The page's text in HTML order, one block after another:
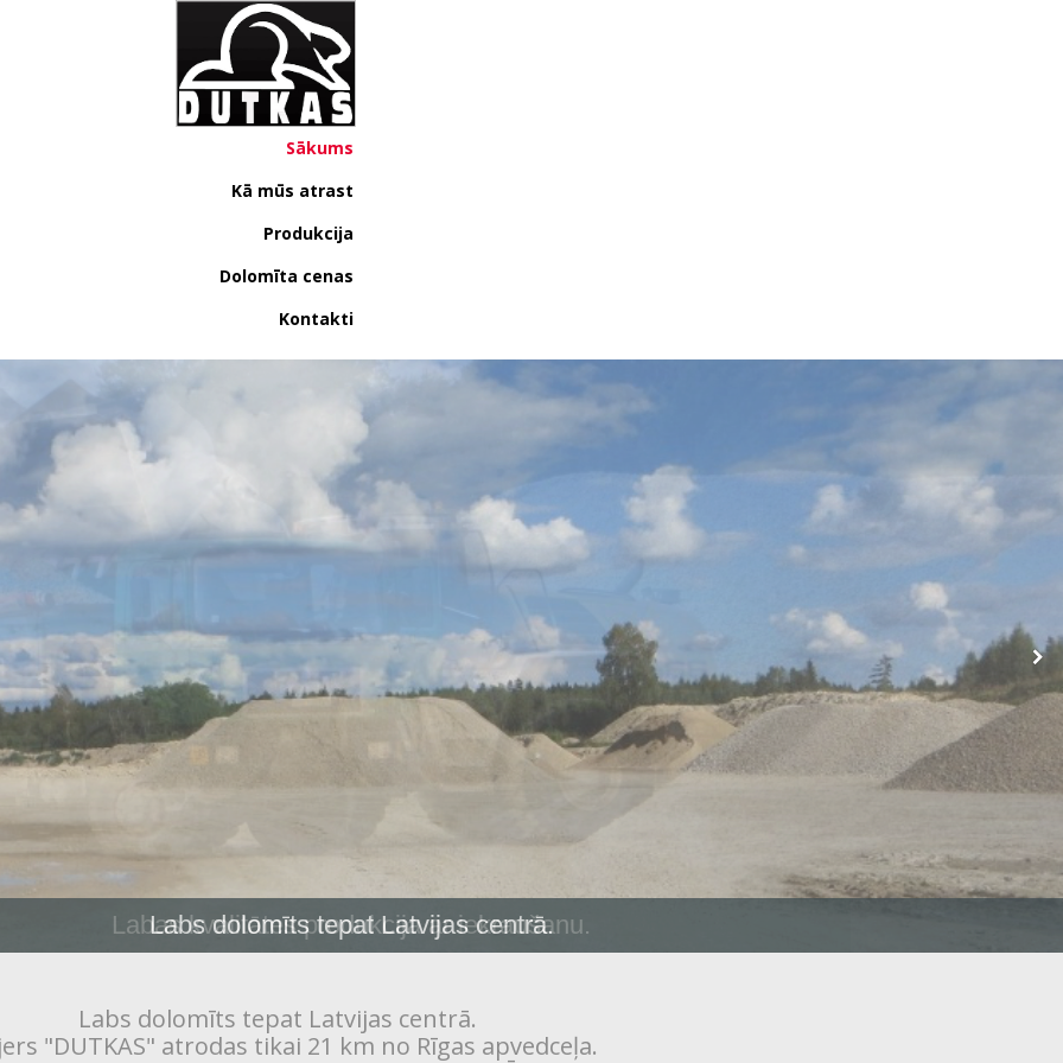
Sākums
Kā mūs atrast
Produkcija
Dolomīta cenas
Kontakti
Labas kvalitātes produkcija ar iekraušanu.
Labs dolomīts tepat Latvijas centrā.
"DUTKAS" atrodas tikai 21 km no Rīgas apvedceļa.